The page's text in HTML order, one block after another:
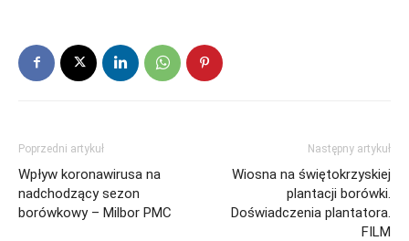
Poprzedni artykuł
Wpływ koronawirusa na
nadchodzący sezon
borówkowy – Milbor PMC
Następny artykuł
Wiosna na świętokrzyskiej
plantacji borówki.
Doświadczenia plantatora.
FILM